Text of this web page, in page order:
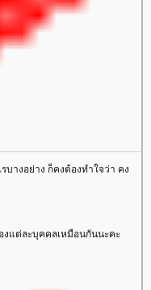
บางอย่าง ก็คงต้องทำใจว่า คง
งแต่ละบุคคลเหมือนกันนะคะ